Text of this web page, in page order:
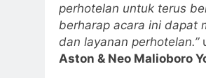
perhotelan untuk terus
berharap acara ini dapat
dan layanan perhotelan.”
Aston & Neo Malioboro